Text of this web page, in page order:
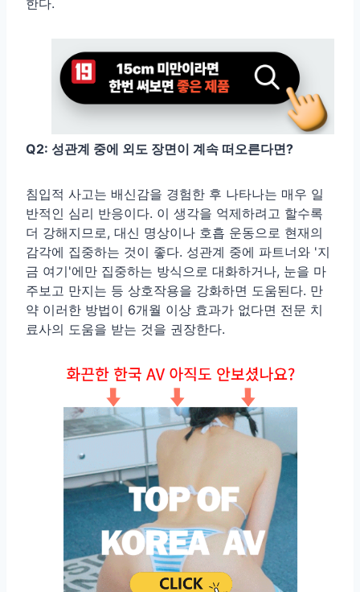
한다.
Q2: 성관계 중에 외도 장면이 계속 떠오른다면?
침입적 사고는 배신감을 경험한 후 나타나는 매우 일
반적인 심리 반응이다. 이 생각을 억제하려고 할수록
더 강해지므로, 대신 명상이나 호흡 운동으로 현재의
감각에 집중하는 것이 좋다. 성관계 중에 파트너와 '지
금 여기'에만 집중하는 방식으로 대화하거나, 눈을 마
주보고 만지는 등 상호작용을 강화하면 도움된다. 만
약 이러한 방법이 6개월 이상 효과가 없다면 전문 치
료사의 도움을 받는 것을 권장한다.